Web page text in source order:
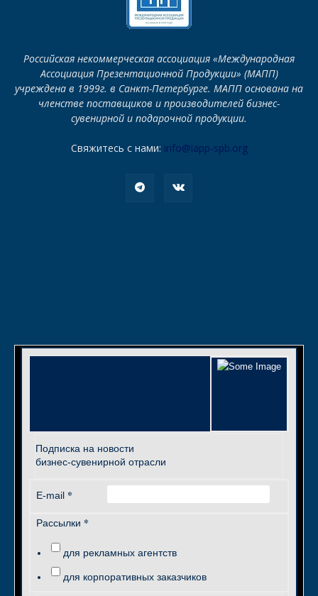
Российская некоммерческая ассоциация «Международная
Ассоциация Презентационной Продукции» (МАПП)
учреждена в 1999г. в Санкт-Петербурге. МАПП основана на
членстве поставщиков и производителей бизнес-
сувенирной и подарочной продукции.
Свяжитесь с нами: info@iapp-spb.org
Подписка на новости
бизнес-сувенирной отрасли
E-mail *
Рассылки *
для рекламных агентств
для корпоративных заказчиков